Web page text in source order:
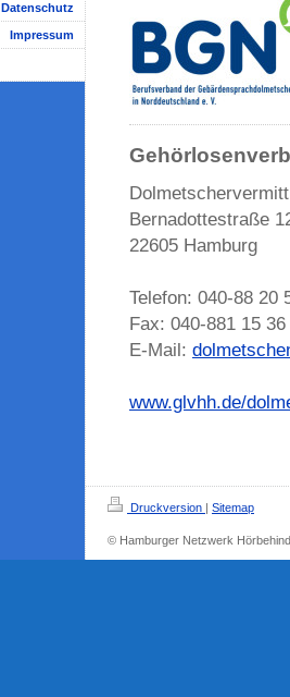
Bernadottestraße
22605 Hamburg
Telefon: 040-88 20
Fax: 040-881 15 36
E-Mail:
www.glvhh.de/
Datenschutz
Impressum
Druckversion | Sitemap
© Hamburger Netzwerk